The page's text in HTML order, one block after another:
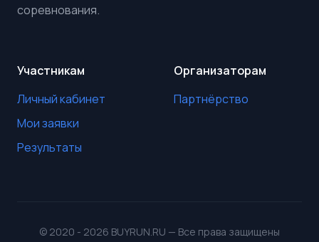
соревнования.
Участникам
Личный кабинет
Мои заявки
Результаты
Организаторам
Партнёрство
© 2020 - 2026 BUYRUN.RU — Все права защищены